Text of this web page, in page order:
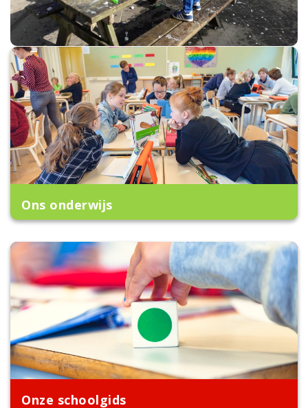
Ons onderwijs
Onze schoolgids